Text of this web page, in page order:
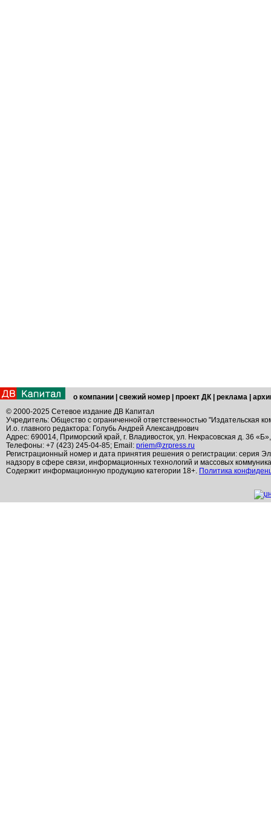
о компании свежий номер проект ДК реклама
© 2000-2025 Сетевое издание ДВ Капитал
Учредитель: Общество с ограниченной ответственностью "Издательская
И.о. главного редактора: Голубь Андрей Александрович
Адрес: 690014, Приморский край, г. Владивосток, ул. Некрасовская д. 36
Телефоны: +7 (423) 245-04-85; Email: priem@zrpress.ru
Регистрационный номер и дата принятия решения о регистрации: серия
надзору в сфере связи, информационных технологий и массовых
Содержит информационную продукцию категории 18+. Политика